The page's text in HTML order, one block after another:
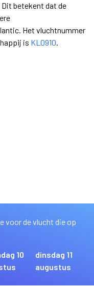
betekent dat de
Het vluchtnummer
is KL0910.
voor de vlucht die op
10
dinsdag 11
augustus